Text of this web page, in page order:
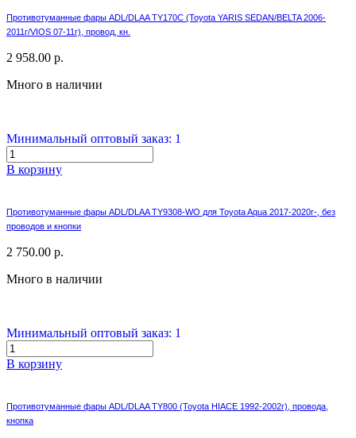
Противотуманные фары ADL/DLAA TY170C (Toyota YARIS SEDAN/BELTA 2006-
2011г/VIOS 07-11г), провод, кн.
2 958.00 р.
Много в наличии
Минимальный оптовый заказ: 1
В корзину
Противотуманные фары ADL/DLAA TY9308-WO для Toyota Aqua 2017-2020г-, без
проводов и кнопки
2 750.00 р.
Много в наличии
Минимальный оптовый заказ: 1
В корзину
Противотуманные фары ADL/DLAA TY800 (Toyota HIACE 1992-2002г), провода,
кнопка